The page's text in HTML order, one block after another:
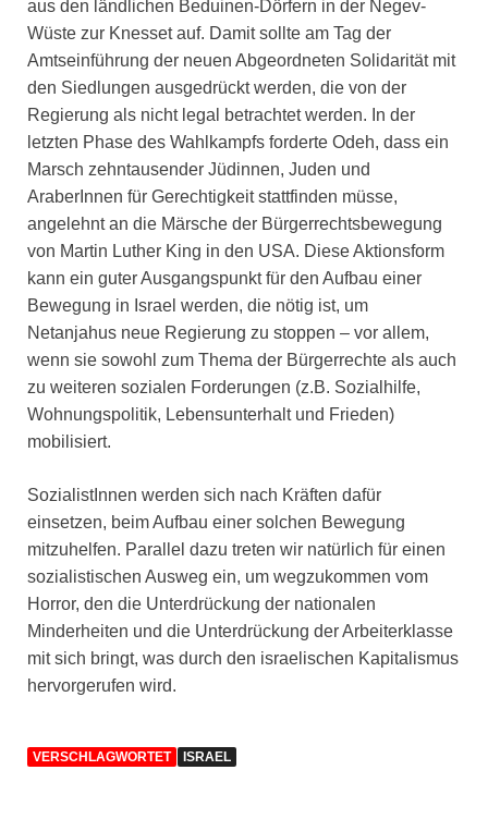
aus den ländlichen Beduinen-Dörfern in der Negev-
Wüste zur Knesset auf. Damit sollte am Tag der
Amtseinführung der neuen Abgeordneten Solidarität mit
den Siedlungen ausgedrückt werden, die von der
Regierung als nicht legal betrachtet werden. In der
letzten Phase des Wahlkampfs forderte Odeh, dass ein
Marsch zehntausender Jüdinnen, Juden und
AraberInnen für Gerechtigkeit stattfinden müsse,
angelehnt an die Märsche der Bürgerrechtsbewegung
von Martin Luther King in den USA. Diese Aktionsform
kann ein guter Ausgangspunkt für den Aufbau einer
Bewegung in Israel werden, die nötig ist, um
Netanjahus neue Regierung zu stoppen – vor allem,
wenn sie sowohl zum Thema der Bürgerrechte als auch
zu weiteren sozialen Forderungen (z.B. Sozialhilfe,
Wohnungspolitik, Lebensunterhalt und Frieden)
mobilisiert.
SozialistInnen werden sich nach Kräften dafür
einsetzen, beim Aufbau einer solchen Bewegung
mitzuhelfen. Parallel dazu treten wir natürlich für einen
sozialistischen Ausweg ein, um wegzukommen vom
Horror, den die Unterdrückung der nationalen
Minderheiten und die Unterdrückung der Arbeiterklasse
mit sich bringt, was durch den israelischen Kapitalismus
hervorgerufen wird.
VERSCHLAGWORTET ISRAEL